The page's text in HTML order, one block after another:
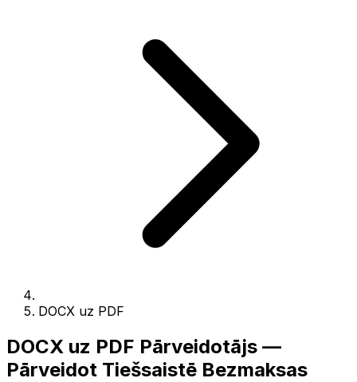
DOCX uz PDF
DOCX uz PDF Pārveidotājs —
Pārveidot Tiešsaistē Bezmaksas